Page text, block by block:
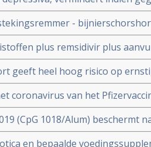
met 90 procent door COVID-19
medische zorg te krijgen
-
als neusspray effectief
plus remsidivir plus
Donald Trump redden van
geeft heel hoog risico op
19. Blijkt uit nieuw
coronavirus van het
is slechts nog 47 procent
(CpG 1018/Alum) beschermt
overlijden bij alle bekende
en bepaalde